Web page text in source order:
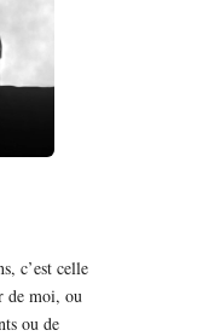
c’est celle
de moi, ou
ou de